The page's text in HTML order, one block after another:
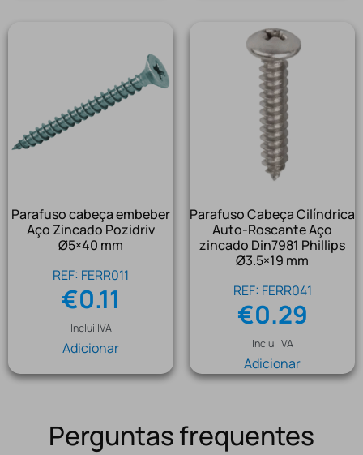
Parafuso cabeça embeber
Aço Zincado Pozidriv
Ø5×40 mm
REF: FERR011
€0.11
Inclui IVA
Adicionar
Parafuso Cabeça Cilíndrica
Auto-Roscante Aço
zincado Din7981 Phillips
Ø3.5×19 mm
REF: FERR041
€0.29
Inclui IVA
Adicionar
Perguntas frequentes